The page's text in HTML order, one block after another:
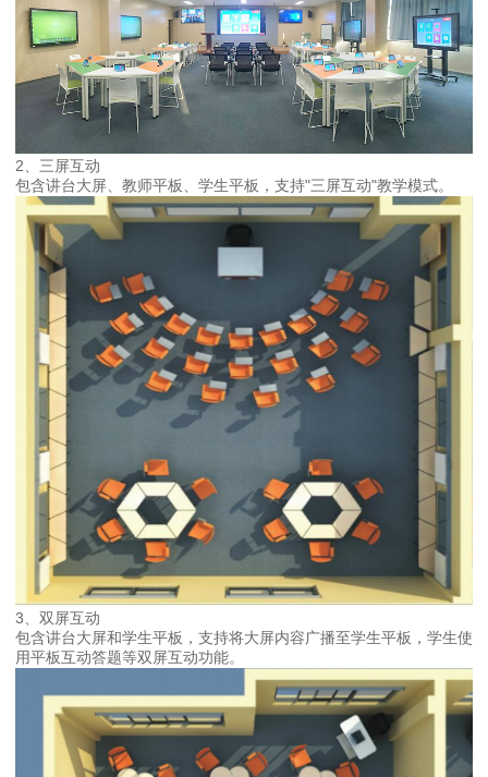
2、三屏互动
包含讲台大屏、教师平板、学生平板，支持"三屏互动"教学模式。
3、双屏互动
包含讲台大屏和学生平板，支持将大屏内容广播至学生平板，学生使
用平板互动答题等双屏互动功能。